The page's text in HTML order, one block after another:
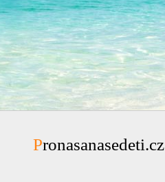
Pronasanasedeti.cz